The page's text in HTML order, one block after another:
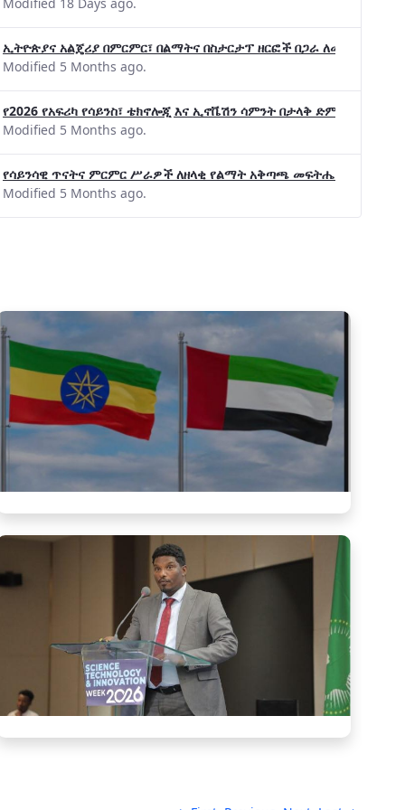
ኢትዮጵያና አልጄሪያ በምርምር፣ በልማትና በስታርታፕ ዘርፎች በጋራ ለመስራት መከሩ፡፡
Modified 5 Months ago.
የ2026 የአፍሪካ የሳይንስ፣ ቴክኖሎጂ እና ኢኖቬሽን ሳምንት በታላቅ ድምቀት
Modified 5 Months ago.
የሳይንሳዊ ጥናትና ምርምር ሥራዎች ለዘላቂ የልማት አቅጣጫ መፍትሔ ጠቋሚ
Modified 5 Months ago.